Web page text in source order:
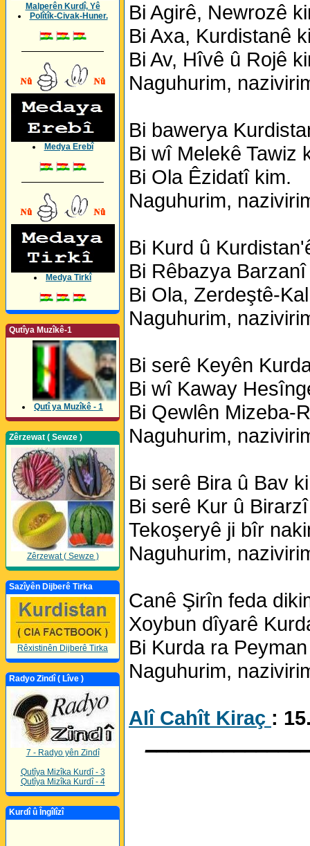
Malperên Kurdî, Yê
Polîtîk-Civak-Huner.
Medya Erebî
Medya Tirkî
Qutîya Muzîkê-1
Qutî ya Muzîkê - 1
Zêrzewat ( Sewze )
Zêrzewat ( Sewze )
Sazîyên Dijberê Tirka
Rêxistinên Dijberê Tirka
Radyo Zindî ( Lîve )
7 - Radyo yên Zindî
Qutîya Mizîka Kurdî - 3
Qutîya Mizîka Kurdî - 4
Kurdî û Îngîlîzî
Bi Agirê, Newrozê
Bi Axa, Kurdistanê
Bi Av, Hîvê û Rojê
Naguhurim,
Bi bawerya
Bi wî Melekê Tawiz
Bi Ola Êzidatî kim.
Naguhurim,
Bi Kurd û
Bi Rêbazya
Bi Ola, Zerdeştê-
Naguhurim,
Bi serê Keyên
Bi wî Kaway
Bi Qewlên Mizeba-
Naguhurim,
Bi serê Bira û Bav
Bi serê Kur û
Tekoşeryê ji bîr
Naguhurim,
Canê Şirîn feda
Xoybun dîyarê
Bi Kurda ra
Naguhurim,
Alî Cahît Kiraç :